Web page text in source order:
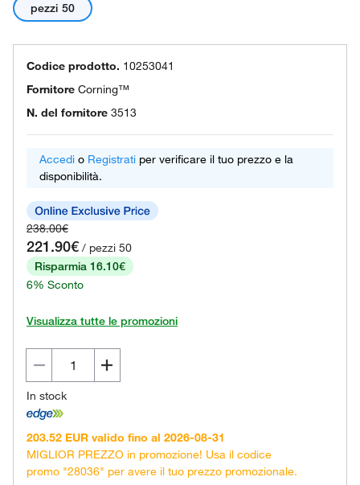
pezzi 50
Codice prodotto. 10253041
Fornitore Corning™
N. del fornitore 3513
Accedi o Registrati per verificare il tuo prezzo e la
disponibilità.
238.00€
221.90€ / pezzi 50
Risparmia 16.10€
6% Sconto
Visualizza tutte le promozioni
In stock
203.52 EUR valido fino al 2026-08-31
MIGLIOR PREZZO in promozione! Usa il codice
promo "28036" per avere il tuo prezzo promozionale.